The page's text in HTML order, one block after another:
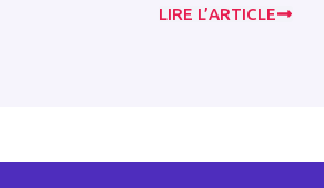
LIRE L’ARTICLE